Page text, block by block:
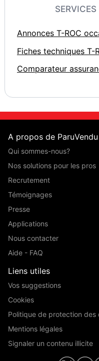
Annonces T-ROC
Fiches techniques T-
Comparateur
A propos de ParuVendu
Qui sommes-nous?
Nos solutions pour les pros
Recrutement
Témoignages
Presse
Applications
Nous contacter
Aide - FAQ
Liens utiles
Vos suggestions
Cookies
Politique de protection des
Mentions légales
Signaler un contenu illicite